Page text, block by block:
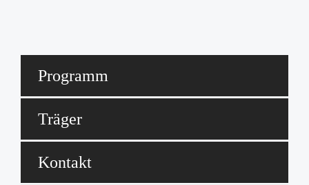
Programm
Träger
Kontakt